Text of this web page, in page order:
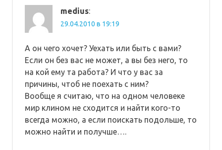
medius:
29.04.2010 в 19:19
А он чего хочет? Уехать или быть с вами?
Если он без вас не может, а вы без него, то
на кой ему та работа? И что у вас за
причины, чтоб не поехать с ним?
Вообще я считаю, что на одном человеке
мир клином не сходится и найти кого-то
всегда можно, а если поискать подольше, то
можно найти и получше….